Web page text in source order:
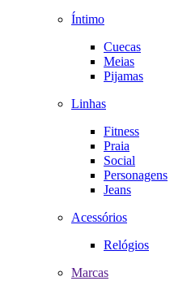
Íntimo
Cuecas
Meias
Pijamas
Linhas
Fitness
Praia
Social
Personagens
Jeans
Acessórios
Relógios
Marcas